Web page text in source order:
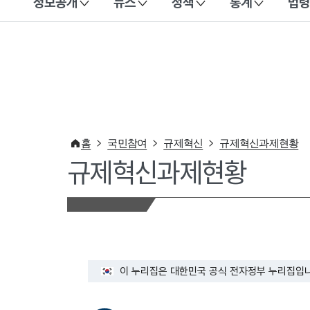
이 누리집은 대한민국 공식 전자정부 누리집입니다.
홈 국민참여 규제혁신 규제혁신과제현황
규제혁신과제현황